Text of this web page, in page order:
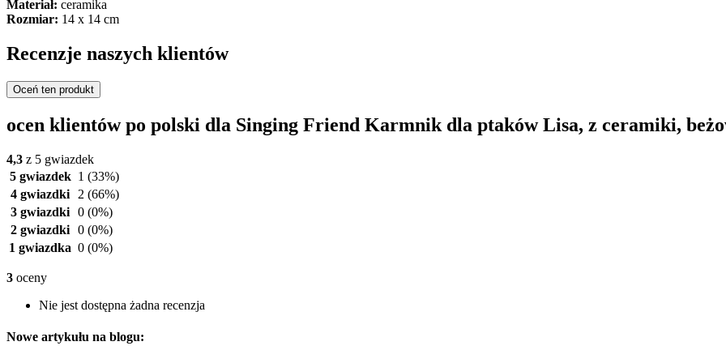
Materiał: ceramika
Rozmiar: 14 x 14 cm
Recenzje naszych klientów
Oceń ten produkt
ocen klientów po polski dla Singing Friend Karmnik dla ptaków Lisa, z ceramiki,
4,3 z 5 gwiazdek
5 gwiazdek 1 (33%)
4 gwiazdki
2 (66%)
3 gwiazdki 0 (0%)
2 gwiazdki 0 (0%)
1 gwiazdka 0 (0%)
3 oceny
Nie jest dostępna żadna recenzja
Nowe artykułu na blogu: